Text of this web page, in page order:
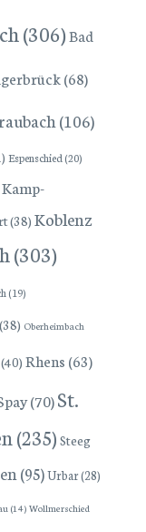
(306)Bad
(68)
(106)
Espenschied(20)
Kamp-
(38) Koblenz
(303)
(19)
(38) Oberheimbach
(40) Rhens (63)
(70)St.
(235) Steeg
(95)Urbar(28)
(14) Wollmerschied